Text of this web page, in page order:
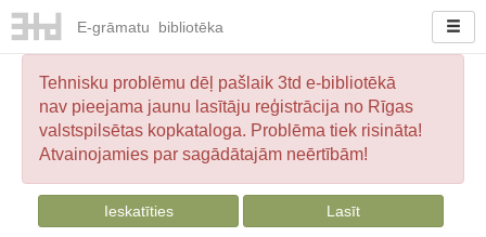
E-grāmatu bibliotēka
Tehnisku problēmu dēļ pašlaik 3td e-bibliotēkā
nav pieejama jaunu lasītāju reģistrācija no Rīgas
valstspilsētas kopkataloga. Problēma tiek risināta!
Atvainojamies par sagādātajām neērtībām!
Ieskatīties Lasīt